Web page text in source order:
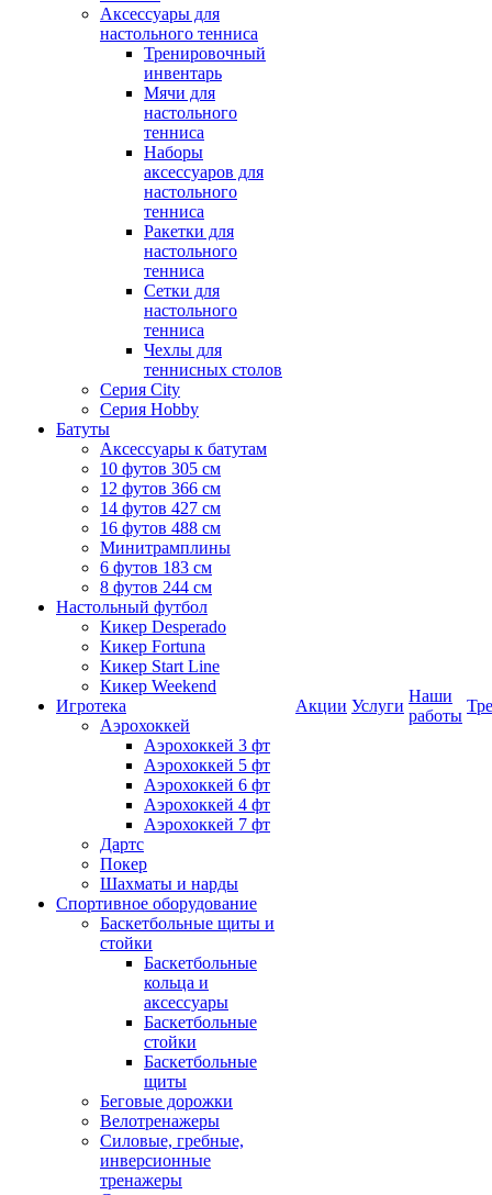
Аксессуары для
настольного тенниса
Тренировочный
инвентарь
Мячи для
настольного
тенниса
Наборы
аксессуаров для
настольного
тенниса
Ракетки для
настольного
тенниса
Сетки для
настольного
тенниса
Чехлы для
теннисных столов
Серия City
Серия Hobby
Батуты
Аксессуары к батутам
10 футов 305 см
12 футов 366 см
14 футов 427 см
16 футов 488 см
Минитрамплины
6 футов 183 см
8 футов 244 см
Настольный футбол
Кикер Desperado
Кикер Fortuna
Кикер Start Line
Кикер Weekend
Игротека
Аэрохоккей
Аэрохоккей 3 фт
Аэрохоккей 5 фт
Аэрохоккей 6 фт
Аэрохоккей 4 фт
Аэрохоккей 7 фт
Дартс
Покер
Шахматы и нарды
Спортивное оборудование
Баскетбольные щиты и
стойки
Баскетбольные
кольца и
аксессуары
Баскетбольные
стойки
Баскетбольные
щиты
Беговые дорожки
Велотренажеры
Силовые, гребные,
инверсионные
тренажеры
Акции Услуги
Наши
работы